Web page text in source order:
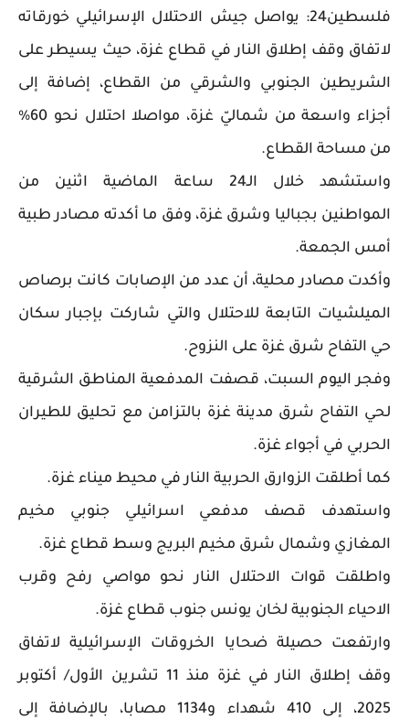
فلسطين24: يواصل جيش الاحتلال الإسرائيلي خورقاته
لاتفاق وقف إطلاق النار في قطاع غزة، حيث يسيطر على
الشريطين الجنوبي والشرقي من القطاع، إضافة إلى
أجزاء واسعة من شماليّ غزة، مواصلا احتلال نحو 60%
من مساحة القطاع.
واستشهد خلال الـ24 ساعة الماضية اثنين من
المواطنين بجباليا وشرق غزة، وفق ما أكدته مصادر طبية
أمس الجمعة.
وأكدت مصادر محلية، أن عدد من الإصابات كانت برصاص
الميلشيات التابعة للاحتلال والتي شاركت بإجبار سكان
حي التفاح شرق غزة على النزوح.
وفجر اليوم السبت، قصفت المدفعية المناطق الشرقية
لحي التفاح شرق مدينة غزة بالتزامن مع تحليق للطيران
الحربي في أجواء غزة.
كما أطلقت الزوارق الحربية النار في محيط ميناء غزة.
واستهدف قصف مدفعي اسرائيلي جنوبي مخيم
المغازي وشمال شرق مخيم البريج وسط قطاع غزة.
واطلقت قوات الاحتلال النار نحو مواصي رفح وقرب
الاحياء الجنوبية لخان يونس جنوب قطاع غزة.
وارتفعت حصيلة ضحايا الخروقات الإسرائيلية لاتفاق
وقف إطلاق النار في غزة منذ 11 تشرين الأول/ أكتوبر
2025، إلى 410 شهداء و1134 مصابا، بالإضافة إلى